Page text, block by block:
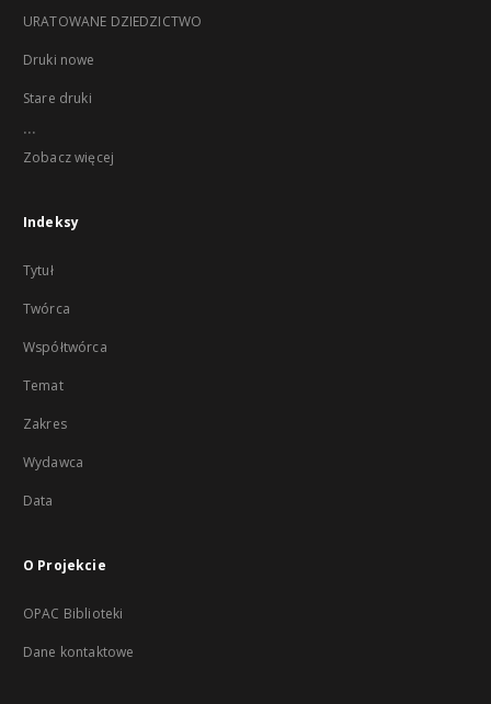
URATOWANE DZIEDZICTWO
Druki nowe
Stare druki
...
Zobacz więcej
Indeksy
Tytuł
Twórca
Współtwórca
Temat
Zakres
Wydawca
Data
O Projekcie
OPAC Biblioteki
Dane kontaktowe